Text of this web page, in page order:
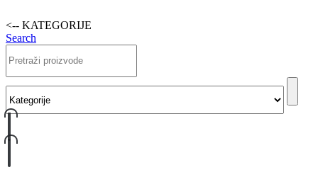
<-- KATEGORIJE
Search